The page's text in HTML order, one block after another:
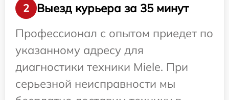
2
Выезд курьера за 35 минут
Профессионал с опытом приедет по
указанному адресу для
диагностики техники Miele. При
серьезной неисправности мы